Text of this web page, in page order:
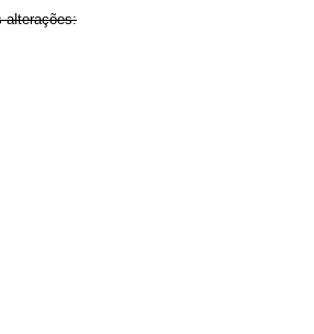
alterações: